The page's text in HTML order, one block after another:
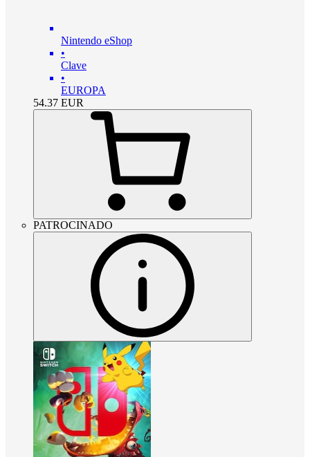
Nintendo eShop
•
Clave
•
EUROPA
54.37 EUR
PATROCINADO